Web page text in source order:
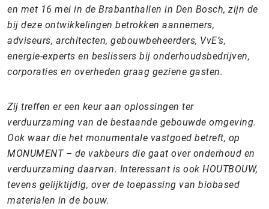
en met 16 mei in de Brabanthallen in Den Bosch, zijn de
bij deze ontwikkelingen betrokken aannemers,
adviseurs, architecten, gebouwbeheerders, VvE’s,
energie-experts en beslissers bij onderhoudsbedrijven,
corporaties en overheden graag geziene gasten.
Zij treffen er een keur aan oplossingen ter
verduurzaming van de bestaande gebouwde omgeving.
Ook waar die het monumentale vastgoed betreft, op
MONUMENT – de vakbeurs die gaat over onderhoud en
verduurzaming daarvan. Interessant is ook HOUTBOUW,
tevens gelijktijdig, over de toepassing van biobased
materialen in de bouw.